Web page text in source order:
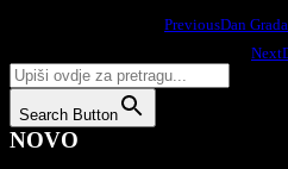
PreviousDan
Next
Search Button
NOVO